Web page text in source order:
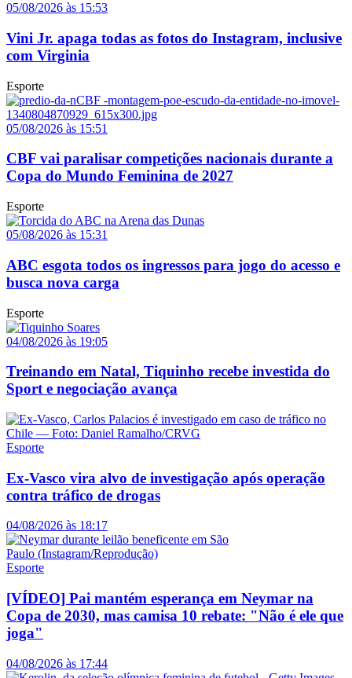
05/08/2026 às 15:53
Vini Jr. apaga todas as fotos do Instagram, inclusive
com Virginia
Esporte
05/08/2026 às 15:51
CBF vai paralisar competições nacionais durante a
Copa do Mundo Feminina de 2027
Esporte
05/08/2026 às 15:31
ABC esgota todos os ingressos para jogo do acesso e
busca nova carga
Esporte
04/08/2026 às 19:05
Treinando em Natal, Tiquinho recebe investida do
Sport e negociação avança
Esporte
Ex-Vasco vira alvo de investigação após operação
contra tráfico de drogas
04/08/2026 às 18:17
Esporte
[VÍDEO] Pai mantém esperança em Neymar na
Copa de 2030, mas camisa 10 rebate: "Não é ele que
joga"
04/08/2026 às 17:44